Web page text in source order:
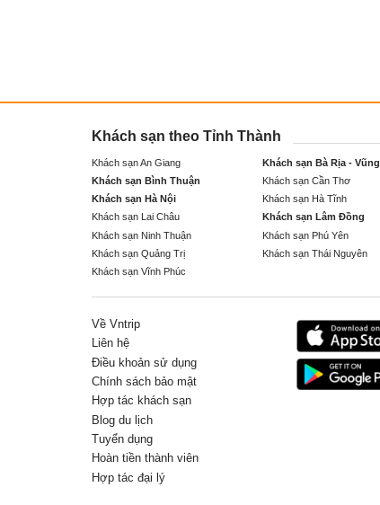
Khách sạn theo Tỉnh Thành
Khách sạn An Giang Khách sạn Bà Rịa -
Khách sạn Bình Thuận
Khách sạn Cần Thơ
Khách sạn Hà Nội
Khách sạn Hà Tĩnh
Khách sạn Lai Châu
Khách sạn Lâm Đồng
Khách sạn Ninh Thuận
Khách sạn Phú Yên
Khách sạn Quảng Trị
Khách sạn Thái Nguyên
Khách sạn Vĩnh Phúc
Về Vntrip
Liên hệ
Điều khoản sử dụng
Chính sách bảo mật
Hợp tác khách sạn
Blog du lịch
Tuyển dụng
Hoàn tiền thành viên
Hợp tác đại lý